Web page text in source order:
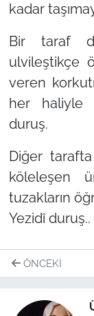
kadar
Bir taraf
ulvileştikçe
veren
her haliyle
duruş.
Diğer tarafta
köleleşen
tuzakların
Yezidî duruş..
ÖNCEKI